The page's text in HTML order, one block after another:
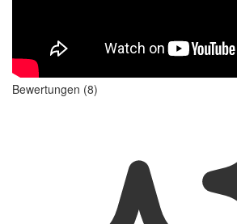
Bewertungen (8)